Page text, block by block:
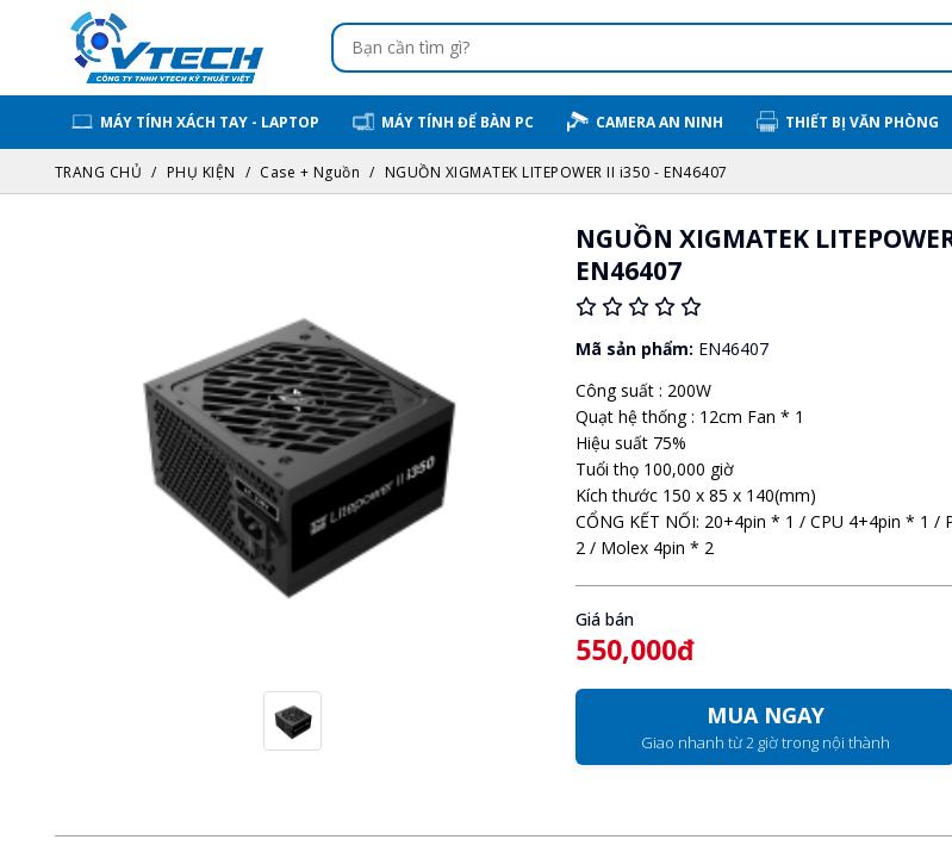
MÁY TÍNH XÁCH TAY - LAPTOP MÁY TÍNH ĐỂ BÀN PC CAMERA AN NINH THIẾT BỊ VĂN PHÒNG
TRANG CHỦ PHỤ KIỆN Case + Nguồn NGUỒN XIGMATEK LITEPOWER II i350 - EN46407
NGUỒN XIGMATEK
EN46407
Mã sản phẩm: EN46407
Công suất : 200W
Quạt hệ thống : 12cm Fan * 1
Hiệu suất 75%
Tuổi thọ 100,000 giờ
Kích thước 150 x 85 x 140(mm)
CỔNG KẾT NỐI: 20+4pin * 1 / CPU 4+4pin * 1 /
2 / Molex 4pin * 2
Giá bán
550,000đ
MUA NGAY
Giao nhanh từ 2 giờ trong nội thành